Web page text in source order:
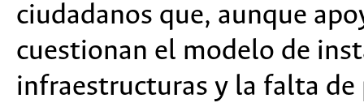
ciudadanos que, aunque
cuestionan el modelo de
infraestructuras y la falta